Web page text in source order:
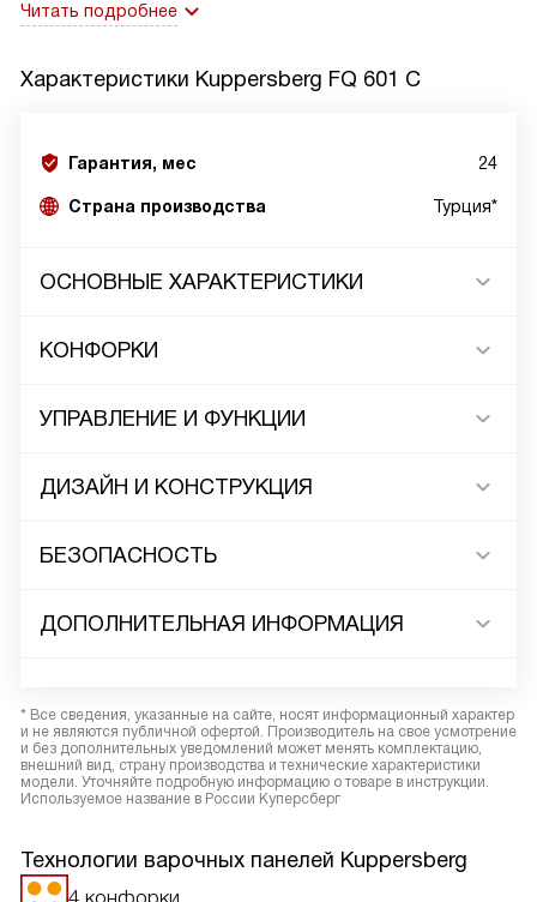
Читать подробнее
Характеристики Kuppersberg FQ 601 C
Гарантия, мес 24
Страна производства Турция*
ОСНОВНЫЕ ХАРАКТЕРИСТИКИ
КОНФОРКИ
УПРАВЛЕНИЕ И ФУНКЦИИ
ДИЗАЙН И КОНСТРУКЦИЯ
БЕЗОПАСНОСТЬ
ДОПОЛНИТЕЛЬНАЯ ИНФОРМАЦИЯ
* Все сведения, указанные на сайте, носят информационный характер
и не являются публичной офертой. Производитель на свое усмотрение
и без дополнительных уведомлений может менять комплектацию,
внешний вид, страну производства и технические характеристики
модели. Уточняйте подробную информацию о товаре в инструкции.
Используемое название в России Куперсберг
Технологии варочных панелей Kuppersberg